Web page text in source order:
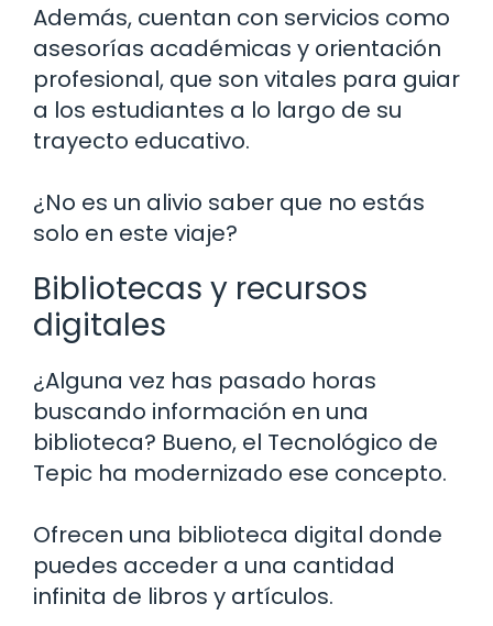
Además, cuentan con servicios como
asesorías académicas y orientación
profesional, que son vitales para guiar
a los estudiantes a lo largo de su
trayecto educativo.
¿No es un alivio saber que no estás
solo en este viaje?
Bibliotecas y recursos
digitales
¿Alguna vez has pasado horas
buscando información en una
biblioteca? Bueno, el Tecnológico de
Tepic ha modernizado ese concepto.
Ofrecen una biblioteca digital donde
puedes acceder a una cantidad
infinita de libros y artículos.